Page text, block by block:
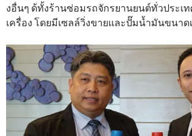
งอื่นๆ ด้ทั้งร้านซ่อมรถจักรยานยนต์ทั่วประเ
เครื่อง โดยมีเซลล์วิ่งขายและปั๊มน้ำมันขนาด